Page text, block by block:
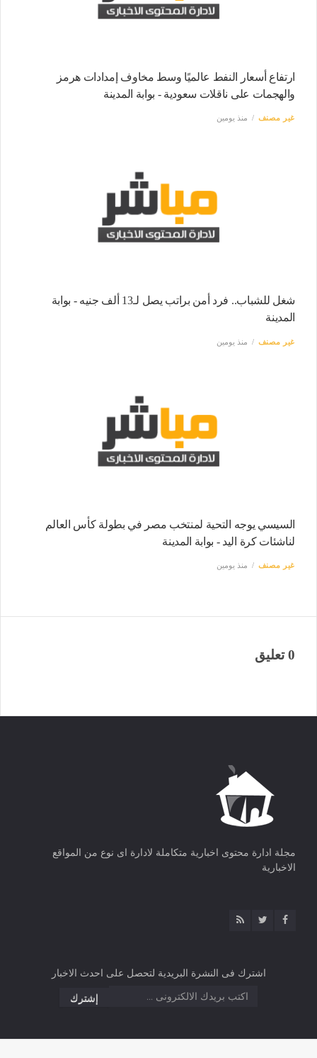
ارتفاع أسعار النفط عالميًا وسط مخاوف إمدادات هرمز
والهجمات على ناقلات سعودية - بوابة المدينة
غير مصنف منذ يومين
شغل للشباب.. فرد أمن براتب يصل لـ13 ألف جنيه - بوابة
المدينة
غير مصنف منذ يومين
السيسي يوجه التحية لمنتخب مصر في بطولة كأس العالم
لناشئات كرة اليد - بوابة المدينة
غير مصنف منذ يومين
0 تعليق
مجلة ادارة محتوى اخبارية متكاملة لادارة اى نوع من المواقع
الاخبارية
اشترك فى النشرة البريدية لتحصل على احدث الاخبار